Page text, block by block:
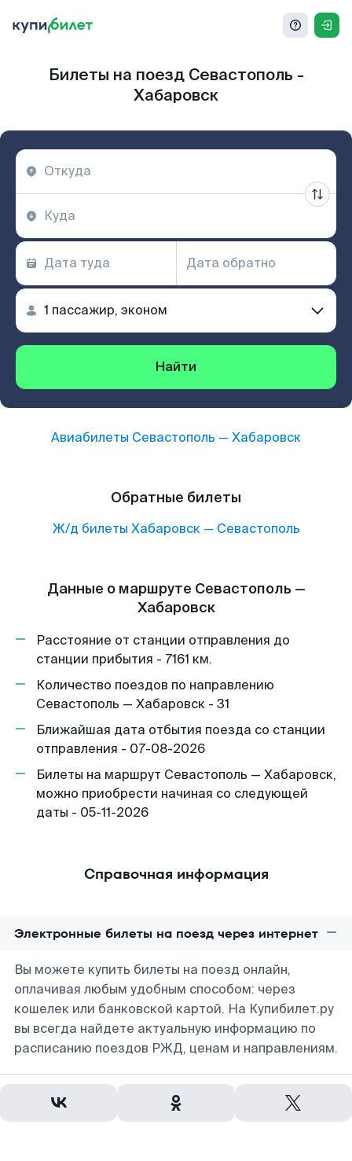
Билеты на поезд Севастополь -
Хабаровск
Найти
Авиабилеты Севастополь — Хабаровск
Обратные билеты
Ж/д билеты Хабаровск— Севастополь
Данные о маршруте Севастополь —
Хабаровск
Расстояние от станции отправления до
станции прибытия - 7161 км.
Количество поездов по направлению
Севастополь — Хабаровск - 31
Ближайшая дата отбытия поезда со станции
отправления - 07-08-2026
Билеты на маршрут Севастополь — Хабаровск,
можно приобрести начиная со следующей
даты - 05-11-2026
Справочная информация
Электронные билеты на поезд через интернет
Вы можете купить билеты на поезд онлайн,
оплачивая любым удобным способом: через
кошелек или банковской картой. На Купибилет.ру
вы всегда найдете актуальную информацию по
расписанию поездов РЖД, ценам и направлениям.